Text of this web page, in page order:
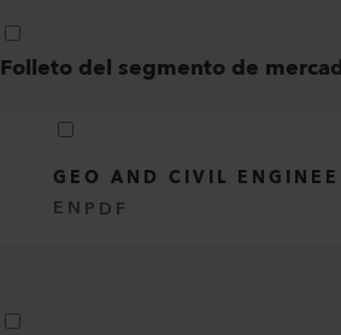
Folleto del segmento de
GEO AND CIVIL
EN PDF